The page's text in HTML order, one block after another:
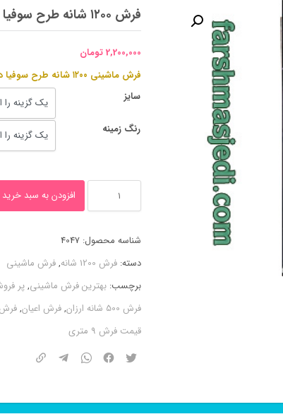
فرش ۱۲۰۰ شانه طرح سوفیا دلفینی
2,200,000 تومان
فرش ماشینی ۱۲۰۰ شانه طرح سوفیا دلفینی
سایز
رنگ زمینه
۱۲۰۰
شانه
طرح
دلفینی
عدد
افزودن به سبد خرید
شناسه محصول:4047
دسته:فرش 1200 شانه ,فرش ماشینی
برچسب:بهترین فرش ماشینی,پر
فرش 500 شانه ارزان
,فرش اعیان,
قیمت فرش 9 متری